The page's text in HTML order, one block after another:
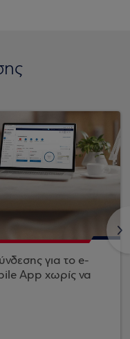
για το e-
App χωρίς να
>